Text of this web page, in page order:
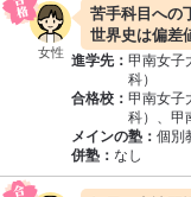
女性
苦手科目への
世界史は偏差
進学先： 甲南女子
科）
合格校： 甲南女子
科）、甲
メインの塾： 個別
併塾： なし